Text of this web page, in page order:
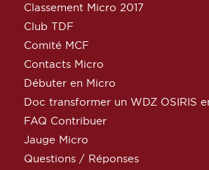
Classement Micro 2017
Club TDF
Comité MCF
Contacts Micro
Débuter en Micro
Doc transformer un WDZ OSIRIS
FAQ Contribuer
Jauge Micro
Questions / Réponses